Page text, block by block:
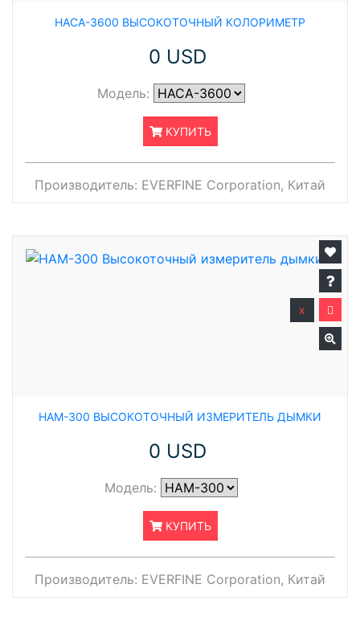
HACA-3600 ВЫСОКОТОЧНЫЙ КОЛОРИМЕТР
0 USD
Модель:
КУПИТЬ
Производитель: EVERFINE Corporation, Китай
HAM-300 ВЫСОКОТОЧНЫЙ ИЗМЕРИТЕЛЬ ДЫМКИ
0 USD
Модель:
КУПИТЬ
x
Производитель: EVERFINE Corporation, Китай